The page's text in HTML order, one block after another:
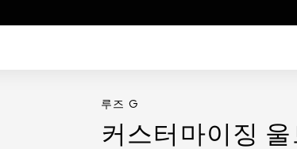
루즈 G
커스터마이징